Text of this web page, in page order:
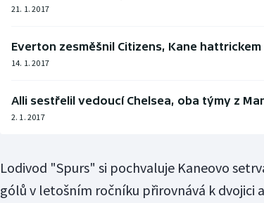
21. 1. 2017
Everton zesměšnil Citizens, Kane
14. 1. 2017
Alli sestřelil vedoucí Chelsea, oba týmy z
2. 1. 2017
Lodivod "Spurs" si pochvaluje Kaneovo
gólů v letošním ročníku přirovnává k dvojici